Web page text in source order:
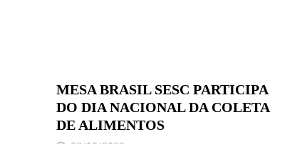
MESA BRASIL SESC PARTICIPA
DO DIA NACIONAL DA COLETA
DE ALIMENTOS